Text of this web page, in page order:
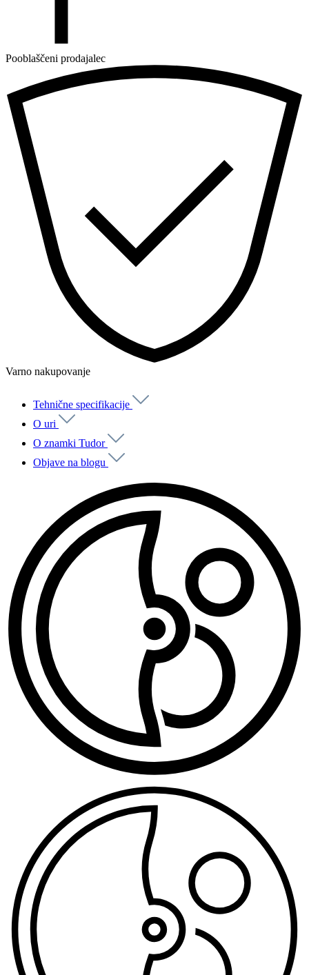
Pooblaščeni prodajalec
Varno nakupovanje
Tehnične specifikacije
O uri
O znamki Tudor
Objave na blogu